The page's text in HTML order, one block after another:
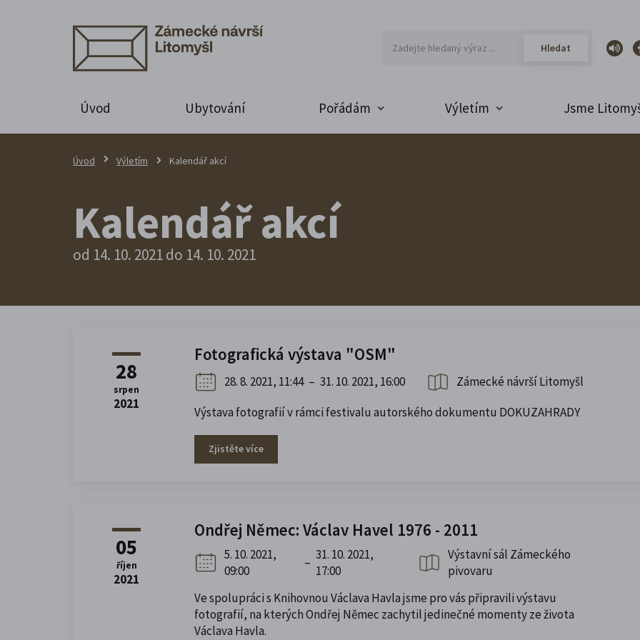
Úvod Ubytování Pořádám Výletím Jsme
Úvod Výletím Kalendář akcí
Kalendář akcí
od 14. 10. 2021 do 14. 10. 2021
28
srpen
2021
Fotografická výstava "OSM"
28. 8. 2021, 11:44 – 31. 10. 2021, 16:00
Zámecké návrší Litomyšl
Výstava fotografií v rámci festivalu autorského dokumentu DOKUZAHRADY
Zjistěte více
05
říjen
2021
Ondřej Němec: Václav Havel 1976 - 2011
5. 10. 2021,
09:00
–
31. 10. 2021,
17:00
Výstavní sál Zámeckého
pivovaru
Ve spolupráci s Knihovnou Václava Havla jsme pro vás připravili výstavu
fotografií, na kterých Ondřej Němec zachytil jedinečné momenty ze života
Václava Havla.